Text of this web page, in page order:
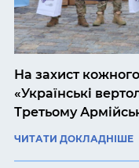
На захист
«Українські
Третьому
ЧИТАТИ ДОКЛАДНІШЕ